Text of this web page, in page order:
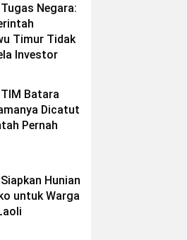
Negara:
Timur Tidak
Investor
Batara
Dicatut
Pernah
Hunian
untuk Warga